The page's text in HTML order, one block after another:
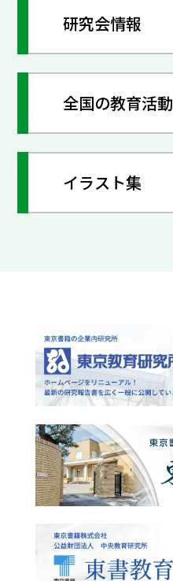
研究会情報
全国の教育活動
イラスト集